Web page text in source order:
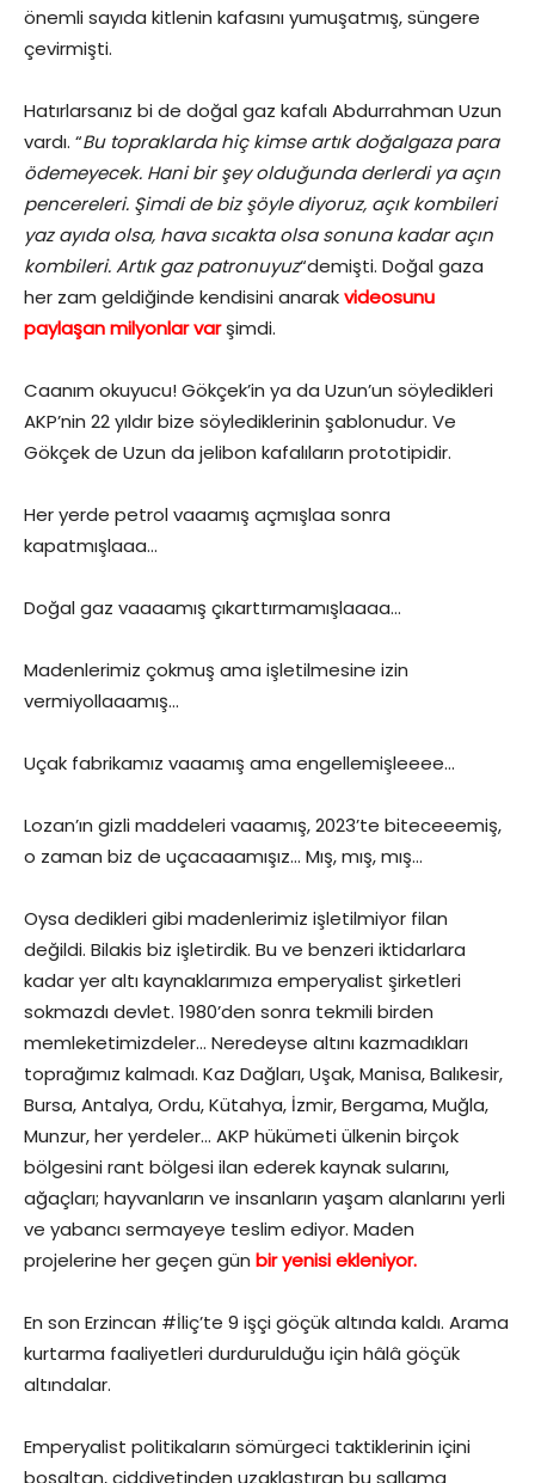
önemli sayıda kitlenin kafasını yumuşatmış, süngere
çevirmişti.
Hatırlarsanız bi de doğal gaz kafalı Abdurrahman Uzun
vardı. “Bu topraklarda hiç kimse artık doğalgaza para
ödemeyecek. Hani bir şey olduğunda derlerdi ya açın
pencereleri. Şimdi de biz şöyle diyoruz, açık kombileri
yaz ayıda olsa, hava sıcakta olsa sonuna kadar açın
kombileri. Artık gaz patronuyuz“demişti. Doğal gaza
her zam geldiğinde kendisini anarakvideosunu
paylaşan milyonlar varşimdi.
Caanım okuyucu! Gökçek’in ya da Uzun’un söyledikleri
AKP’nin 22 yıldır bize söylediklerinin şablonudur. Ve
Gökçek de Uzun da jelibon kafalıların prototipidir.
Her yerde petrol vaaamış açmışlaa sonra
kapatmışlaaa…
Doğal gaz vaaaamış çıkarttırmamışlaaaa…
Madenlerimiz çokmuş ama işletilmesine izin
vermiyollaaamış…
Uçak fabrikamız vaaamış ama engellemişleeee…
Lozan’ın gizli maddeleri vaaamış, 2023’te biteceeemiş,
o zaman biz de uçacaaamışız… Mış, mış, mış…
Oysa dedikleri gibi madenlerimiz işletilmiyor filan
değildi. Bilakis biz işletirdik. Bu ve benzeri iktidarlara
kadar yer altı kaynaklarımıza emperyalist şirketleri
sokmazdı devlet. 1980’den sonra tekmili birden
memleketimizdeler… Neredeyse altını kazmadıkları
toprağımız kalmadı. Kaz Dağları, Uşak, Manisa, Balıkesir,
Bursa, Antalya, Ordu, Kütahya, İzmir, Bergama, Muğla,
Munzur, her yerdeler… AKP hükümeti ülkenin birçok
bölgesini rant bölgesi ilan ederek kaynak sularını,
ağaçları; hayvanların ve insanların yaşam alanlarını yerli
ve yabancı sermayeye teslim ediyor. Maden
projelerine her geçen gün bir yenisi ekleniyor.
En son Erzincan #İliç’te 9 işçi göçük altında kaldı. Arama
kurtarma faaliyetleri durdurulduğu için hâlâ göçük
altındalar.
Emperyalist politikaların sömürgeci taktiklerinin içini
boşaltan, ciddiyetinden uzaklaştıran bu sallama